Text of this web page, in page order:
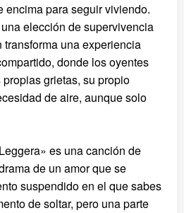
encima para seguir viviendo.
elección de supervivencia
una experiencia
donde los oyentes
grietas, su propio
de aire, aunque solo
es una canción de
de un amor que se
suspendido en el que sabes
de soltar, pero una parte